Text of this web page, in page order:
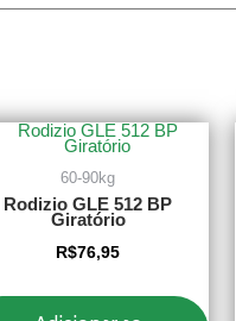
60-90kg
Rodizio GLE 512 BP
Giratório
R$76,95